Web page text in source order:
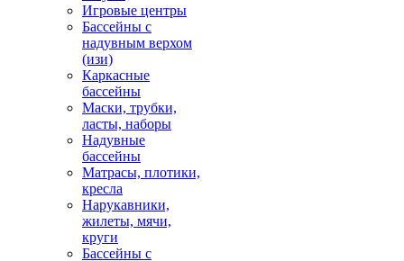
Игровые центры
Бассейны с
надувным верхом
(изи)
Каркасные
бассейны
Маски, трубки,
ласты, наборы
Надувные
бассейны
Матрасы, плотики,
кресла
Нарукавники,
жилеты, мячи,
круги
Бассейны с